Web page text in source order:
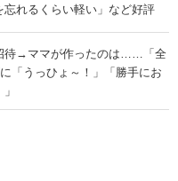
れるくらい軽い」など好評
待→ママが作ったのは……「全
「うっひょ～！」「勝手にお